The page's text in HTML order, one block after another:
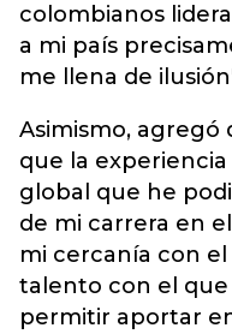
colombianos
a mi país
me llena de
Asimismo, agregó
que la
global que he
de mi carrera en
mi cercanía con
talento con el que
permitir aportar